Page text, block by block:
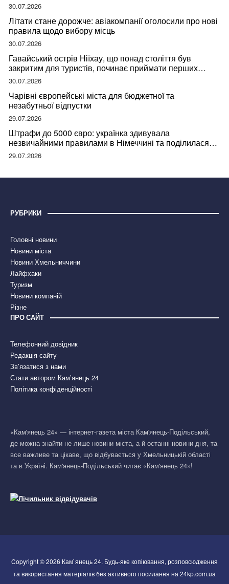
30.07.2026
Літати стане дорожче: авіакомпанії оголосили про нові
правила щодо вибору місць
30.07.2026
Гавайський острів Ніїхау, що понад століття був
закритим для туристів, починає приймати перших
відвідувачів
30.07.2026
Чарівні європейські міста для бюджетної та
незабутньої відпустки
29.07.2026
Штрафи до 5000 євро: українка здивувала
незвичайними правилами в Німеччині та поділилася
правдою
29.07.2026
РУБРИКИ
Головні новини
Новини міста
Новини Хмельниччини
Лайфхаки
Туризм
Новини компаній
Різне
ПРО САЙТ
Телефонний довідник
Редакція сайту
Зв’язатися з нами
Стати автором Кам’янець 24
Політика конфіденційності
«Кам'янець 24» — інтернет-газета міста Кам'янець-Подільський,
де можна знайти не лише новини міста, а й останні новини дня, та
все важливе та цікаве, що відбувається у Хмельницькій області
та в Україні. Кам'янець-Подільський читає «Кам'янець 24»!
Copyright © 2026 Кам`янець 24. Будь-яке копіювання, розповсюдження
та використання матеріалів без активного посилання на 24kp.com.ua